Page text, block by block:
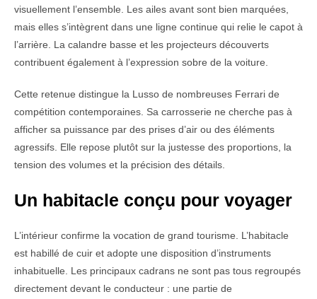
visuellement l’ensemble. Les ailes avant sont bien marquées,
mais elles s’intègrent dans une ligne continue qui relie le capot à
l’arrière. La calandre basse et les projecteurs découverts
contribuent également à l’expression sobre de la voiture.
Cette retenue distingue la Lusso de nombreuses Ferrari de
compétition contemporaines. Sa carrosserie ne cherche pas à
afficher sa puissance par des prises d’air ou des éléments
agressifs. Elle repose plutôt sur la justesse des proportions, la
tension des volumes et la précision des détails.
Un habitacle conçu pour voyager
L’intérieur confirme la vocation de grand tourisme. L’habitacle
est habillé de cuir et adopte une disposition d’instruments
inhabituelle. Les principaux cadrans ne sont pas tous regroupés
directement devant le conducteur : une partie de